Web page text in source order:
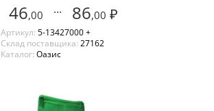
46,00 ... 86,00 ₽
Артикул: 5-13427000 +
Склад поставщика: 27162
Каталог: Оазис